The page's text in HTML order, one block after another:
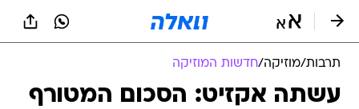
תרבות/מוזיקה/חדשות המוזיקה
עשתה אקזיט: הסכום המטורף